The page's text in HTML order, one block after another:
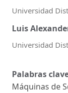
Universidad
Luis
Universidad
Palabras
Máquinas de